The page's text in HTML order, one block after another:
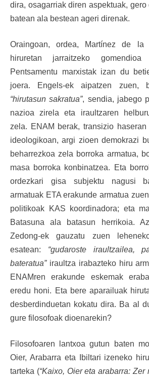
dira, osagarriak diren aspektuak, gero
batean ala bestean ageri direnak.
Oraingoan, ordea, Martínez de la
hiruretan jarraitzeko
Pentsamentu marxistak izan du
joera. Engels-ek aipatzen zuen,
“hirutasun sakratua”, sendia, jabego
nazioa zirela eta iraultzaren
zela. ENAM berak, transizio
ideologikoan, argi zioen demokrazi
beharrezkoa zela borroka armatua,
masa borroka konbinatzea. Eta
ordezkari gisa subjektu nagusi
armatuak ETA erakunde armatua
politikoak KAS koordinadora; eta
Batasuna ala batasun herrikoia.
Zedong-ek gauzatu zuen
esatean: “gudaroste iraultzailea,
bateratua”iraultza irabazteko hiru
ENAMren erakunde eskemak
eredu honi. Eta bere aparailuak
desberdinduetan kokatu dira. Ba al
gure filosofoak dioenarekin?
Filosofoaren lantxoa gutun baten
Oier, Arabarra eta Ibiltari izeneko
tarteka (“Kaixo, Oier eta arabarra: